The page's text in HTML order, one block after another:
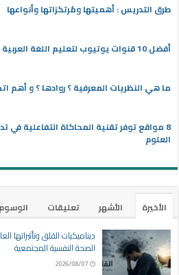
طرق التدريس : أهميتها ومُرتكزاتها وأنواعها
أفضل 10 قنوات يوتيوب لتعليم اللغة العربية للأطفال
ما هي النظريات المعرفية ؟ روادها ؟ و أهم
8 مواقع توفر تقنية المحاكاة التفاعلية في
العلوم
الأخيرة الأشهر تعليقات
الوسوم
ديناميكيات القلق وتأثيراتها
الصحة النفسية المجتمعية
2026/08/07